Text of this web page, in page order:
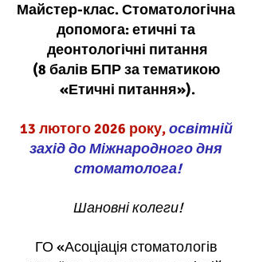
Майстер-клас. Стоматологічна
допомога: етичні та
деонтологічні питання
(8 балів БПР за тематикою
«Етичні питання»).
13 лютого 2026 року, освітній
захід до Міжнародного дня
стоматолога!
Шановні колеги!
ГО «Асоціація стоматологів